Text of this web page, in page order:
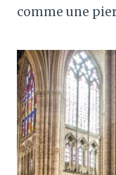
comme une